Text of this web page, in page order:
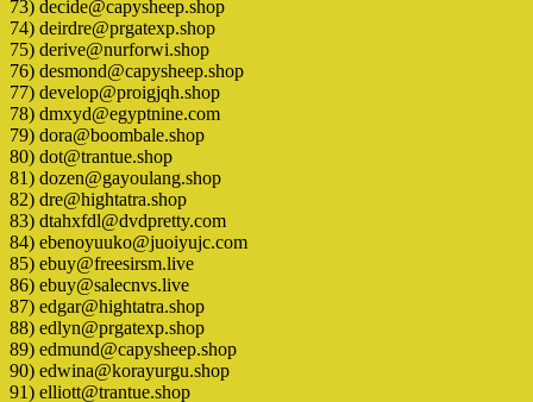
73) decide@capysheep.shop
74) deirdre@prgatexp.shop
75) derive@nurforwi.shop
76) desmond@capysheep.shop
77) develop@proigjqh.shop
78) dmxyd@egyptnine.com
79) dora@boombale.shop
80) dot@trantue.shop
81) dozen@gayoulang.shop
82) dre@hightatra.shop
83) dtahxfdl@dvdpretty.com
84) ebenoyuuko@juoiyujc.com
85) ebuy@freesirsm.live
86) ebuy@salecnvs.live
87) edgar@hightatra.shop
88) edlyn@prgatexp.shop
89) edmund@capysheep.shop
90) edwina@korayurgu.shop
91) elliott@trantue.shop